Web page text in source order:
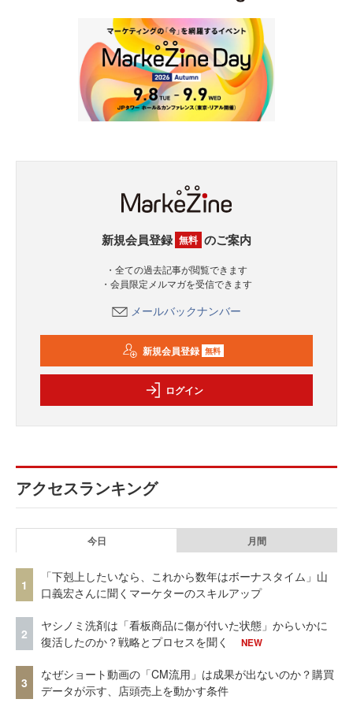
新規会員登録 無料 のご案内
・全ての過去記事が閲覧できます
・会員限定メルマガを受信できます
メールバックナンバー
新規会員登録 無料
ログイン
アクセスランキング
今日 月間
1
「下剋上したいなら、これから数年はボーナスタイム」山
口義宏さんに聞くマーケターのスキルアップ
2
ヤシノミ洗剤は「看板商品に傷が付いた状態」からいかに
復活したのか？戦略とプロセスを聞く
NEW
3
なぜショート動画の「CM流用」は成果が出ないのか？購買
データが示す、店頭売上を動かす条件